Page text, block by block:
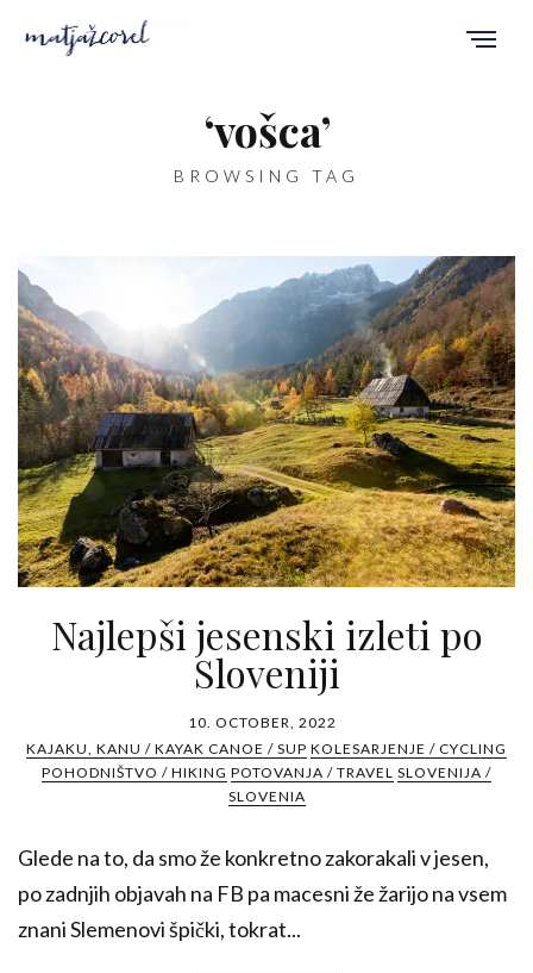
‘vošca’
BROWSING TAG
Najlepši jesenski izleti po
Sloveniji
10. OCTOBER, 2022
KAJAKU, KANU / KAYAK CANOE / SUP KOLESARJENJE / CYCLING
POHODNIŠTVO / HIKING POTOVANJA / TRAVEL SLOVENIJA /
SLOVENIA
Glede na to, da smo že konkretno zakorakali v jesen,
po zadnjih objavah na FB pa macesni že žarijo na vsem
znani Slemenovi špički, tokrat...